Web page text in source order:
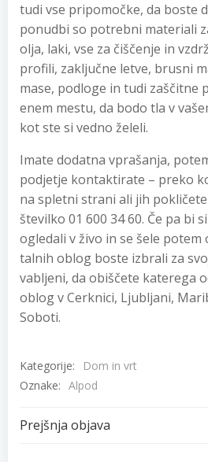
tudi vse pripomočke, da boste
ponudbi so potrebni materiali
olja, laki, vse za čiščenje in
profili, zaključne letve, brusni
mase, podloge in tudi zaščitne
enem mestu, da bodo tla v
kot ste si vedno želeli.
Imate dodatna vprašanja,
podjetje kontaktirate – preko
na spletni strani ali jih
številko 01 600 34 60. Če pa bi
ogledali v živo in se šele
talnih oblog boste izbrali za
vabljeni, da obiščete katerega
oblog v Cerknici, Ljubljani,
Soboti.
Kategorije:
Dom in vrt
Oznake: Alpod
Post
Prejšnja objava